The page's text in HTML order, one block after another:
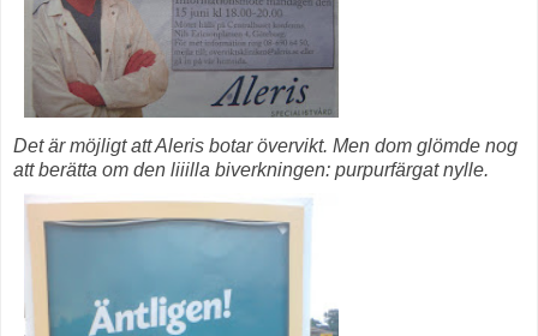
Det är möjligt att Aleris botar övervikt. Men dom glömde nog
att berätta om den liiilla biverkningen: purpurfärgat nylle.